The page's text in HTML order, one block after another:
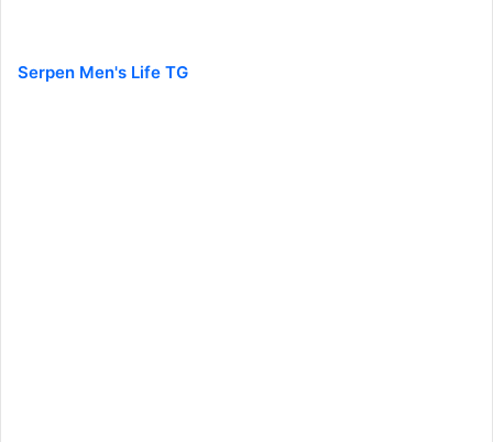
Serpen Men's Life TG